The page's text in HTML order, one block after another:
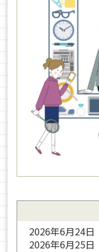
2026年6月24日
2026年6月25日